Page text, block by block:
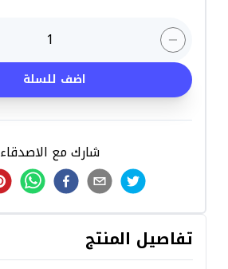
1
اضف للسلة
شارك مع الاصدقاء
تفاصيل المنتج